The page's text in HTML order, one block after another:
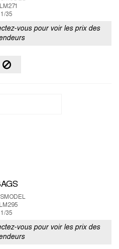
1/35
vous pour voir les prix des
1/35
vous pour voir les prix des